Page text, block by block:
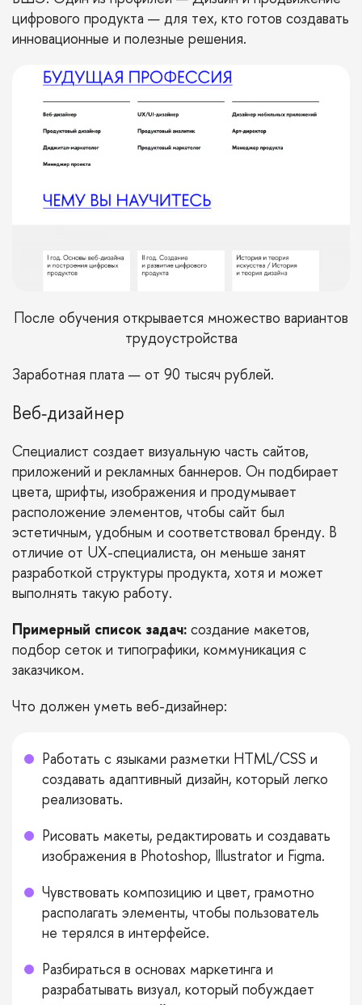
цифрового продукта — для тех, кто готов создавать
инновационные и полезные решения.
После обучения открывается множество вариантов
трудоустройства
Заработная плата — от 90 тысяч рублей.
Веб‑дизайнер
Специалист создает визуальную часть сайтов,
приложений и рекламных баннеров. Он подбирает
цвета, шрифты, изображения и продумывает
расположение элементов, чтобы сайт был
эстетичным, удобным и соответствовал бренду. В
отличие от UX-специалиста, он меньше занят
разработкой структуры продукта, хотя и может
выполнять такую работу.
Примерный список задач: создание макетов,
подбор сеток и типографики, коммуникация с
заказчиком.
Что должен уметь веб-дизайнер:
Работать с языками разметки HTML/CSS и
создавать адаптивный дизайн, который легко
реализовать.
Рисовать макеты, редактировать и создавать
изображения в Photoshop, Illustrator и Figma.
Чувствовать композицию и цвет, грамотно
располагать элементы, чтобы пользователь
не терялся в интерфейсе.
Разбираться в основах маркетинга и
разрабатывать визуал, который побуждает